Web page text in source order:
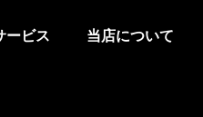
ービス 当店について